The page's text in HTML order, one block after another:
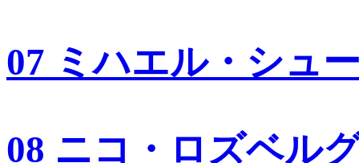
07 ミハエル・シュ
08 ニコ・ロズベル